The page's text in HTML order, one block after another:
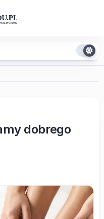
dobrego